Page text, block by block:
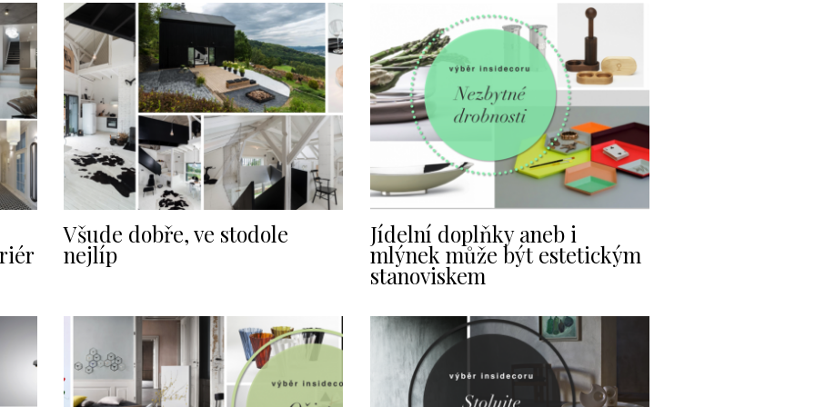
Všude dobře, ve stodole
nejlíp
Jídelní doplňky aneb i
mlýnek může být estetickým
stanoviskem